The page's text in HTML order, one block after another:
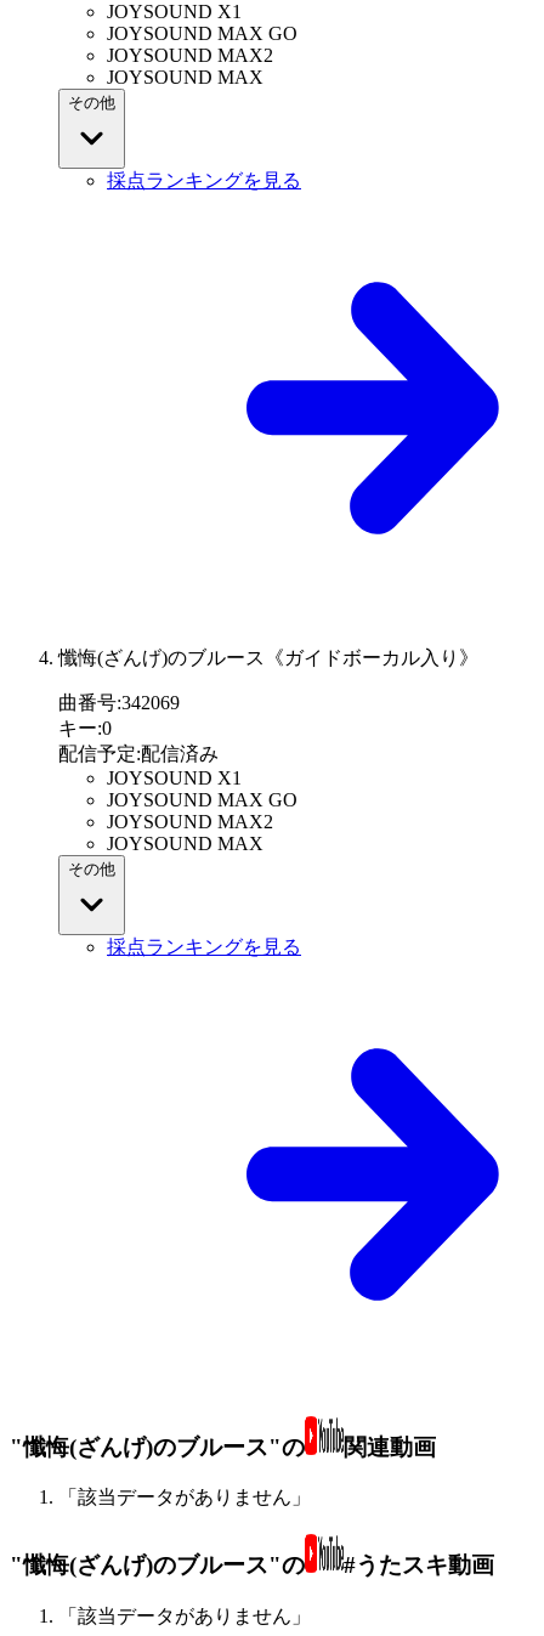
JOYSOUND X1
JOYSOUND MAX GO
JOYSOUND MAX2
JOYSOUND MAX
その他
採点ランキングを見る
懺悔(ざんげ)のブルース《ガイドボーカル入り》
曲番号:342069
キー:0
配信予定:配信済み
JOYSOUND X1
JOYSOUND MAX GO
JOYSOUND MAX2
JOYSOUND MAX
その他
採点ランキングを見る
"懺悔(ざんげ)のブルース"の 関連動画
「該当データがありません」
"懺悔(ざんげ)のブルース"の #うたスキ動画
「該当データがありません」